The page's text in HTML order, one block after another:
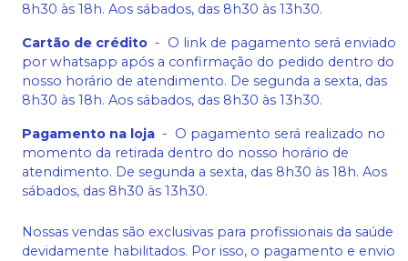
8h30 às 18h. Aos sábados, das 8h30 às 13h30.
Cartão de crédito - O link de pagamento será enviado
por whatsapp após a confirmação do pedido dentro do
nosso horário de atendimento. De segunda a sexta, das
8h30 às 18h. Aos sábados, das 8h30 às 13h30.
Pagamento na loja - O pagamento será realizado no
momento da retirada dentro do nosso horário de
atendimento. De segunda a sexta, das 8h30 às 18h. Aos
sábados, das 8h30 às 13h30.
Nossas vendas são exclusivas para profissionais da saúde
devidamente habilitados. Por isso, o pagamento e envio